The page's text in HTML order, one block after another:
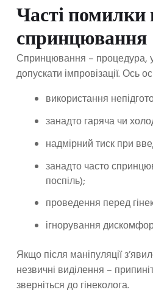
Часті
спринцювання
Спринцювання – процедура,
допускати імпровізації. Ось
використання
занадто гаряча чи
надмірний тиск при
занадто часто
поспіль);
проведення перед
ігнорування
Якщо після маніпуляції
незвичні виділення –
зверніться до гінеколога.